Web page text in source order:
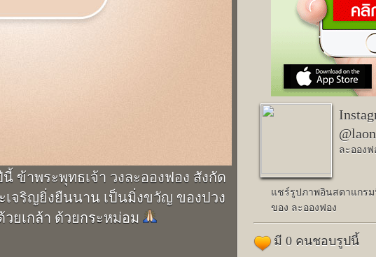
นี้ ข้าพระพุทธเจ้า วงละอองฟอง สังกัด
เจริญยิ่งยืนนาน เป็นมิ่งขวัญ ของปวง
ยเกล้า ด้วยกระหม่อม
ละอองฟ
แชร์รูปภาพอินสตาแกร
ของ ละอองฟอง
มี 0 คนชอบรูปนี้